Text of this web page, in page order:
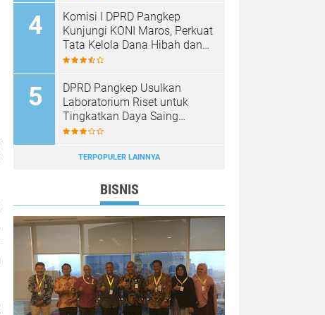
Komisi I DPRD Pangkep
Kunjungi KONI Maros, Perkuat
Tata Kelola Dana Hibah dan
Pembinaan Olahraga
DPRD Pangkep Usulkan
Laboratorium Riset untuk
Tingkatkan Daya Saing
Produk Unggulan
TERPOPULER LAINNYA
BISNIS